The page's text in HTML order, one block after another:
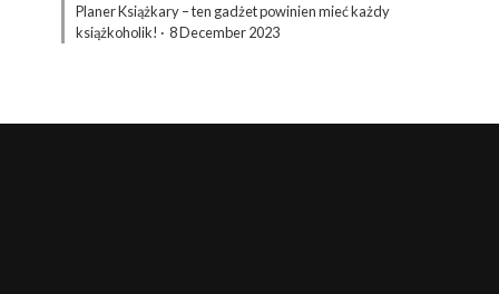
Planer Książkary – ten gadżet powinien mieć każdy
książkoholik! · 8 December 2023